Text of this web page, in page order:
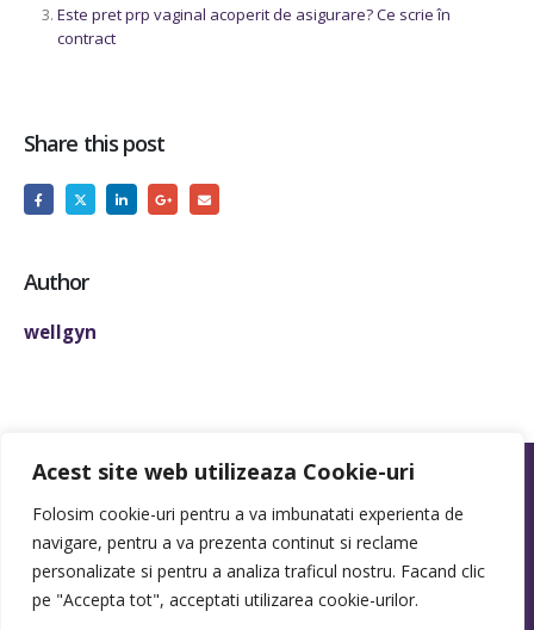
Acest site web utilizeaza Cookie-uri
Folosim cookie-uri pentru a va imbunatati experienta de
navigare, pentru a va prezenta continut si reclame
personalizate si pentru a analiza traficul nostru. Facand clic
pe "Accepta tot", acceptati utilizarea cookie-urilor.
Este pret prp vaginal acoperit de asigurare? Ce scrie în
contract
Share this post
Author
wellgyn
creare sitebyAgentie de web design